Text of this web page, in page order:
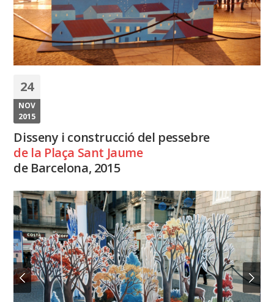
24
NOV
2015
Disseny i construcció del pessebre
de la Plaça Sant Jaume
de Barcelona, 2015